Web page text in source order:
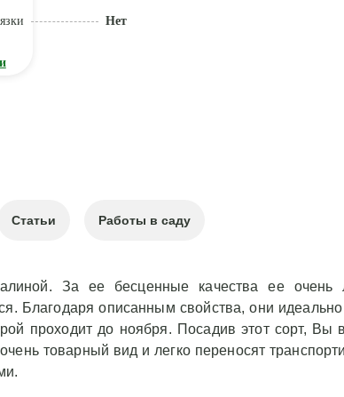
Нет
Статьи Работы в саду
За ее бесценные качества ее
Благодаря описанным свойства, они
проходит до ноября. Посадив этот сорт, Вы
товарный вид и легко переносят